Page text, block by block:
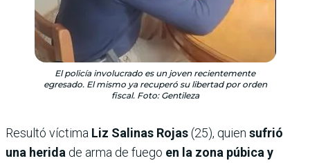
El policía involucrado es un joven recientemente
egresado. El mismo ya recuperó su libertad por orden
fiscal. Foto: Gentileza
Resultó víctima Liz Salinas Rojas(25), quien sufrió
una herida de arma de fuego en la zona púbica y